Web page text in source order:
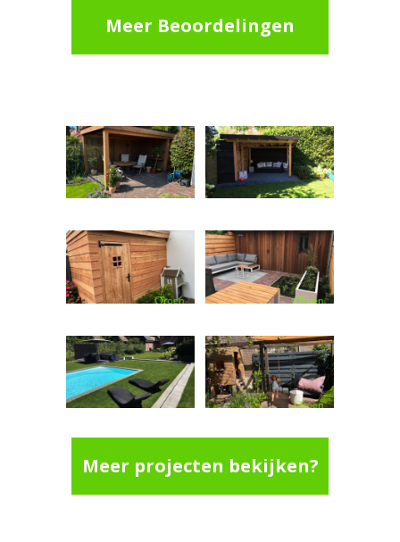
Meer Beoordelingen
Meer projecten bekijken?